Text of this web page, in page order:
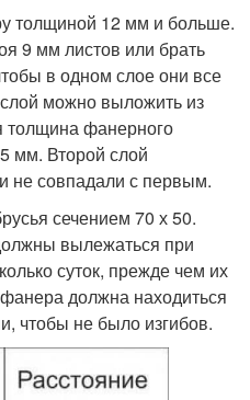
толщиной 12 мм и больше.
9 мм листов или брать
в одном слое они все
можно выложить из
толщина фанерного
мм. Второй слой
не совпадали с первым.
сечением 70 х 50.
вылежаться при
суток, прежде чем их
должна находиться
чтобы не было изгибов.